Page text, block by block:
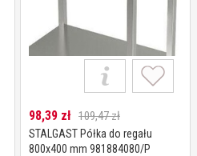
98,39 zł 109,47 zł
STALGAST Półka do regału
800x400 mm 981884080/P